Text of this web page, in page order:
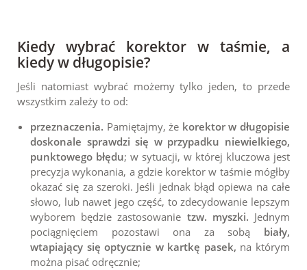
Kiedy wybrać korektor w taśmie, a
kiedy w długopisie?
Jeśli natomiast wybrać możemy tylko jeden, to przede
wszystkim zależy to od:
przeznaczenia. Pamiętajmy, że korektor w długopisie
doskonale sprawdzi się w przypadku niewielkiego,
punktowego błędu; w sytuacji, w której kluczowa jest
precyzja wykonania, a gdzie korektor w taśmie mógłby
okazać się za szeroki. Jeśli jednak błąd opiewa na całe
słowo, lub nawet jego część, to zdecydowanie lepszym
wyborem będzie zastosowanie tzw. myszki. Jednym
pociągnięciem pozostawi ona za sobą biały,
wtapiający się optycznie w kartkę pasek, na którym
można pisać odręcznie;